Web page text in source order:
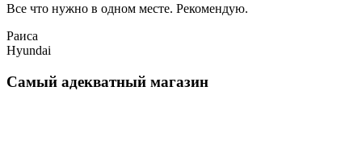
Все что нужно в одном месте. Рекомендую.
Раиса
Hyundai
Самый адекватный магазин